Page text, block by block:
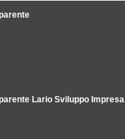
Lario Sviluppo Impresa